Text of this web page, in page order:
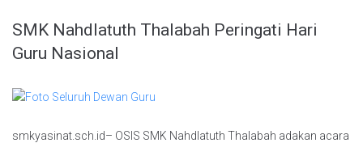
SMK Nahdlatuth Thalabah Peringati Hari
Guru Nasional
smkyasinat.sch.id– OSIS SMK Nahdlatuth Thalabah adakan acara